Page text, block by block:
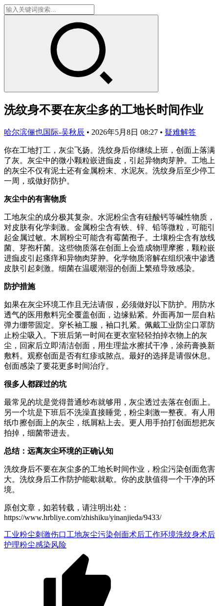
洗纹身不要在灰尘多的工地长时间作业
哈尔滨俪也国际-吴秋辰 • 2026年5月8日 08:27 • 疑难解答
你在工地打工，灰尘飞扬。洗纹身后你继续上班，创面上落满
了灰。灰尘中的微小颗粒嵌进痂皮，引起异物肉芽肿。工地上
的灰尘不仅有泥土还有金属粉末、水泥灰。洗纹身后至少停工
一周，或做好防护。
灰尘中的有害物质
工地灰尘的成分极其复杂。水泥粉尘含有硅酸钙等碱性物质，
对皮肤有化学刺激。金属粉尘含有铁、锌、铅等微粒，可能引
起金属过敏。木屑粉尘可能含有霉菌孢子。土壤粉尘含有放线
菌、芽孢杆菌。这些物质落在创面上会造成物理摩擦，颗粒嵌
进痂皮引起瘙痒和异物肉芽肿。化学物质溶解在组织液中渗透
皮肤引起刺激。细菌在温暖潮湿的创面上繁殖导致感染。
防护措施
如果在灰尘环境工作且无法请假，必须做好以下防护。用防水
透气的医用敷料完全覆盖创面，边缘贴紧。外面再加一层自粘
弹力绷带固定。穿长袖工服，袖口扎紧。佩戴工业防尘口罩防
止粉尘吸入。下班后第一时间在更衣室轻轻拍掉衣物上的灰
尘，回家后立即清洁创面，用生理盐水擦拭干净，涂药膏换新
敷料。观察创面是否有红疹或脓点。最好的选择是请假休息。
创面感染了要花更多时间治疗。
很多人都踩过的坑
最常见的坑是觉得普通纱布就够用，灰尘透过去落在创面上。
另一个坑是下班后不洗澡直接睡觉，粉尘刺激一整夜。有人用
纸巾擦创面上的灰尘，纸屑粘上去。更人用手拍打创面想把灰
拍掉，细菌带进去。
总结：远离灰尘环境的正确认知
洗纹身后不要在灰尘多的工地长时间作业，粉尘污染创面危害
大。洗纹身后工作防护能歇就歇。你的皮肤值得一个干净的环
境。
原创文章，如若转载，请注明出处：
https://www.hrbliye.com/zhishiku/yinanjieda/9433/
工业粉尘刺激伤口工地灰尘污染创面术后工作环境洗纹身术后
护理粉尘感染风险